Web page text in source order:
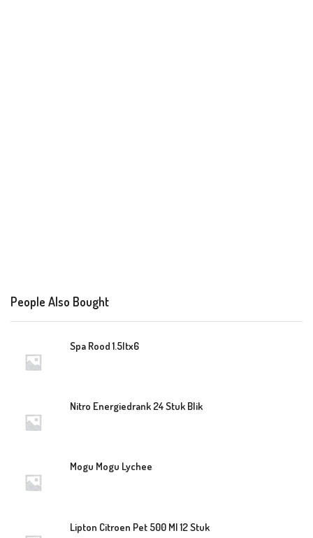
People Also Bought
Spa Rood 1.5ltx6
Nitro Energiedrank 24 Stuk Blik
Mogu Mogu Lychee
Lipton Citroen Pet 500 Ml 12 Stuk